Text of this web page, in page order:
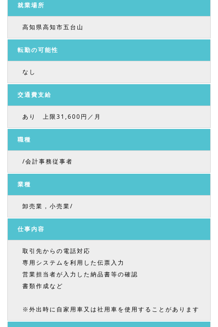
就業場所
高知県高知市五台山
転勤の可能性
なし
交通費支給
あり 上限31,600円／月
職種
/会計事務従事者
業種
卸売業，小売業/
仕事内容
取引先からの電話対応
専用システムを利用した伝票入力
営業担当者が入力した納品書等の確認
書類作成など
※外出時に自家用車又は社用車を使用することがあります